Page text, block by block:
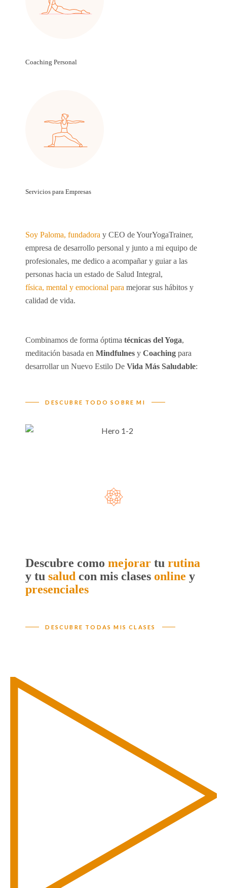
Coaching Personal
Servicios para Empresas
Soy Paloma, fundadora y CEO de YourYogaTrainer,
empresa de desarrollo personal y junto a mi equipo de
profesionales, me dedico a acompañar y guiar a las
personas hacia un estado de Salud Integral,
física, mental y emocional para mejorar sus hábitos y
calidad de vida.
Combinamos de forma óptimatécnicas del Yoga,
meditación basada enMindfulnes yCoaching para
desarrollar un Nuevo Estilo DeVida Más Saludable:
DESCUBRE TODO SOBRE MI
Descubre comomejorar turutina
y tusalud con mis clases online y
presenciales
DESCUBRE TODAS MIS CLASES